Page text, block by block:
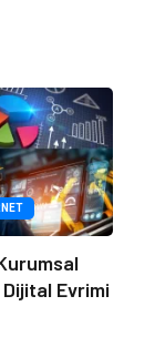
Evrimi